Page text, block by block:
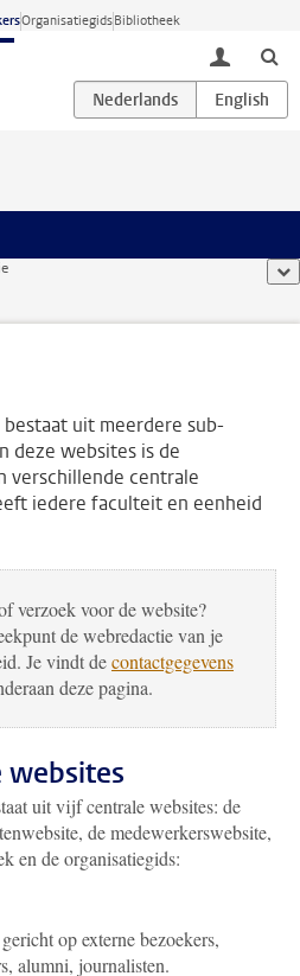
OrganisatiegidsBibliotheek
toggle
uit meerdere sub-
deze websites is de
verschillende centrale
iedere faculteit en eenheid
verzoek voor de website?
de webredactie van je
Je vindt decontactgegevens
deze pagina.
uit vijf centrale websites: de
de medewerkerswebsite,
en de organisatiegids:
op externe bezoekers,
alumni, journalisten.